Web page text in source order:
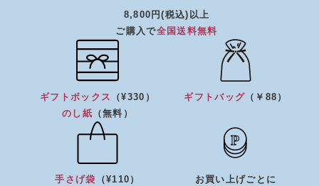
8,800円(税込)以上
ご購入で全国送料無料
ギフトボックス
（¥330）
のし紙 （無料）
ギフトバッグ （￥88）
手さげ袋
（¥110）
お買い上げごとに